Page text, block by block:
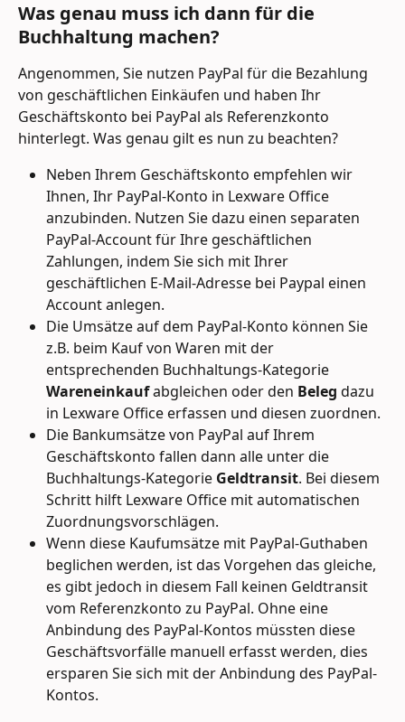
Was genau muss ich dann für die
Buchhaltung machen?
Angenommen, Sie nutzen PayPal für die Bezahlung
von geschäftlichen Einkäufen und haben Ihr
Geschäftskonto bei PayPal als Referenzkonto
hinterlegt. Was genau gilt es nun zu beachten?
Neben Ihrem Geschäftskonto empfehlen wir
Ihnen, Ihr PayPal-Konto in Lexware Office
anzubinden. Nutzen Sie dazu einen separaten
PayPal-Account für Ihre geschäftlichen
Zahlungen, indem Sie sich mit Ihrer
geschäftlichen E-Mail-Adresse bei Paypal einen
Account anlegen.
Die Umsätze auf dem PayPal-Konto können Sie
z.B. beim Kauf von Waren mit der
entsprechenden Buchhaltungs-Kategorie
Wareneinkauf abgleichen oder den Beleg dazu
in Lexware Office erfassen und diesen zuordnen.
Die Bankumsätze von PayPal auf Ihrem
Geschäftskonto fallen dann alle unter die
Buchhaltungs-Kategorie Geldtransit. Bei diesem
Schritt hilft Lexware Office mit automatischen
Zuordnungsvorschlägen.
Wenn diese Kaufumsätze mit PayPal-Guthaben
beglichen werden, ist das Vorgehen das gleiche,
es gibt jedoch in diesem Fall keinen Geldtransit
vom Referenzkonto zu PayPal. Ohne eine
Anbindung des PayPal-Kontos müssten diese
Geschäftsvorfälle manuell erfasst werden, dies
ersparen Sie sich mit der Anbindung des PayPal-
Kontos.